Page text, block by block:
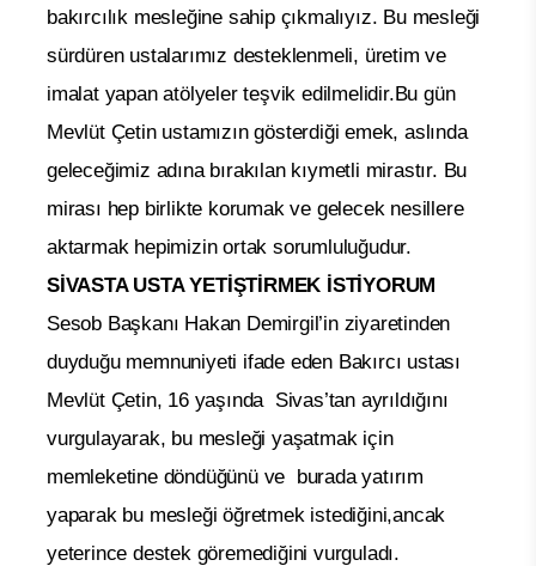
bakırcılık mesleğine sahip çıkmalıyız. Bu mesleği
sürdüren ustalarımız desteklenmeli, üretim ve
imalat yapan atölyeler teşvik edilmelidir.Bu gün
Mevlüt Çetin ustamızın gösterdiği emek, aslında
geleceğimiz adına bırakılan kıymetli mirastır. Bu
mirası hep birlikte korumak ve gelecek nesillere
aktarmak hepimizin ortak sorumluluğudur.
SİVASTA USTA YETİŞTİRMEK İSTİYORUM
Sesob Başkanı Hakan Demirgil’in ziyaretinden
duyduğu memnuniyeti ifade eden Bakırcı ustası
Mevlüt Çetin, 16 yaşında Sivas’tan ayrıldığını
vurgulayarak, bu mesleği yaşatmak için
memleketine döndüğünü ve burada yatırım
yaparak bu mesleği öğretmek istediğini,ancak
yeterince destek göremediğini vurguladı.